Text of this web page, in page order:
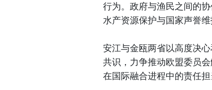
行为。政府与渔民之间的
水产资源保护与国家声誉维
安江与金瓯两省以高度决
共识，力争推动欧盟委员
在国际融合进程中的责任担